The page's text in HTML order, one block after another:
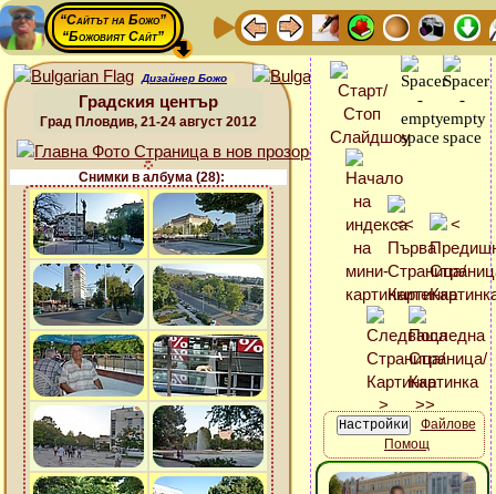
“Сайтът на Божо”
“Божовият Сайт”
Дизайнер Божо
Градския център
Град Пловдив, 21-24 август 2012
Снимки в албума (28):
Файлове
Помощ